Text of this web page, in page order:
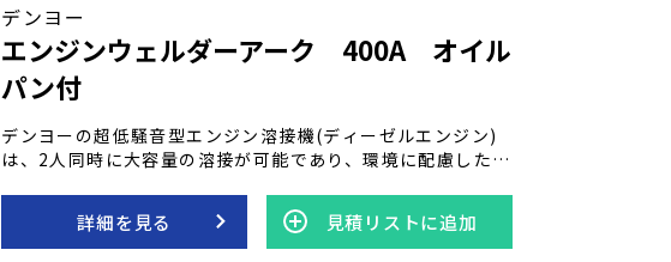
デンヨー
エンジンウェルダーアーク 400A オイル
パン付
デンヨーの超低騒音型エンジン溶接機(ディーゼルエンジン)
は、2人同時に大容量の溶接が可能であり、環境に配慮したエ
機能を有しており、さらにオイルパンが付いています。 これ
により、オイルの保持と交換が容易で、長時間の作業にも頼
りになります。 高性能な溶接機として、デンヨーの発電機は
詳細を見る 見積リストに追加